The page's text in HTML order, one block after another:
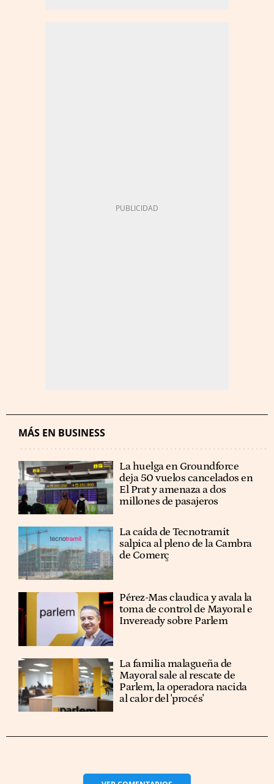
MÁS EN BUSINESS
La huelga en Groundforce
deja 50 vuelos cancelados en
El Prat y amenaza a dos
millones de pasajeros
La caída de Tecnotramit
salpica al pleno de la Cambra
de Comerç
Pérez-Mas claudica y avala la
toma de control de Mayoral e
Inveready sobre Parlem
La familia malagueña de
Mayoral sale al rescate de
Parlem, la operadora nacida
al calor del 'procés'